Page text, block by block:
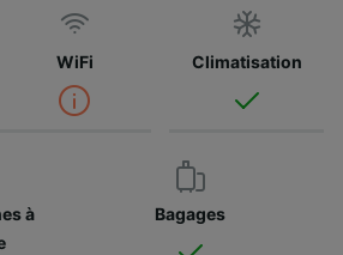
WiFi Climatisation
à
Bagages